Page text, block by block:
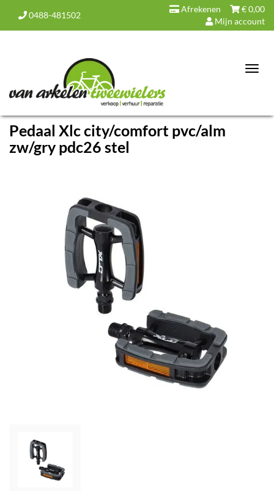
0488-481502
€0,00
Afrekenen
Mijn account
Pedaal Xlc city/comfort pvc/alm
zw/gry pdc26 stel